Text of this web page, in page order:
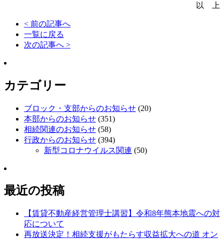
以 上
< 前の記事へ
一覧に戻る
次の記事へ >
カテゴリー
ブロック・支部からのお知らせ (20)
本部からのお知らせ (351)
相続関連のお知らせ (58)
行政からのお知らせ (394)
新型コロナウイルス関連 (50)
最近の投稿
【賃貸不動産経営管理士講習】令和8年熊本地震への対
応について
再放送決定！相続支援がもたらす収益拡大への道 オン